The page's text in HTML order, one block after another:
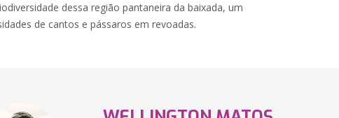
dessa região pantaneira da baixada, um
de cantos e pássaros em revoadas.